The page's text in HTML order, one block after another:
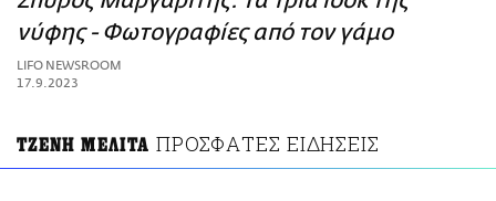
ΑΜΠΑ
PRINT
νύφης - Φωτογραφίες από τον γάμο
LIFO NEWSROOM
17.9.2023
ΤΖΕΝΗ ΜΕΛΙΤΑ ΠΡΟΣΦΑΤΕΣ ΕΙΔΗΣΕΙΣ